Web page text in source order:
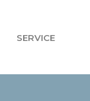
SERVICE